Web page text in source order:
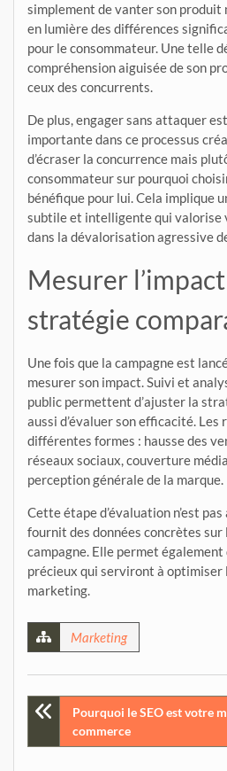
simplement de vanter son
en lumière des différences
pour le consommateur. Une telle
compréhension aiguisée de son
ceux des concurrents.
De plus, engager sans attaquer
importante dans ce processus
d’écraser la concurrence mais
consommateur sur pourquoi
bénéfique pour lui. Cela implique
subtile et intelligente qui valorise
dans la dévalorisation agressive
Mesurer
stratégie
Une fois que la campagne est
mesurer son impact. Suivi et
public permettent d’ajuster la
aussi d’évaluer son efficacité.
différentes formes : hausse des
réseaux sociaux, couverture
perception générale de la marque.
Cette étape d’évaluation n’est
fournit des données concrètes sur
campagne. Elle permet
précieux qui serviront à
marketing.
Marketing
Post
navigation
Pourquoi le SEO est votre
commerce